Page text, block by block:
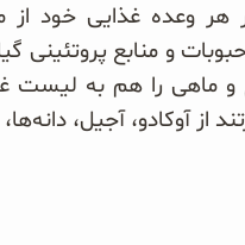
وعده غذایی خود از
و منابع
و ماهی را هم به
از آوکادو، آجیل،